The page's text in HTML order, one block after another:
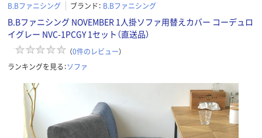
B.Bファニシング ブランド： B.Bファニシング
B.Bファニシング NOVEMBER 1人掛ソファ用替えカバー コーデュロ
イグレー NVC-1PCGY 1セット（直送品）
（0件のレビュー）
ランキングを見る：ソファ